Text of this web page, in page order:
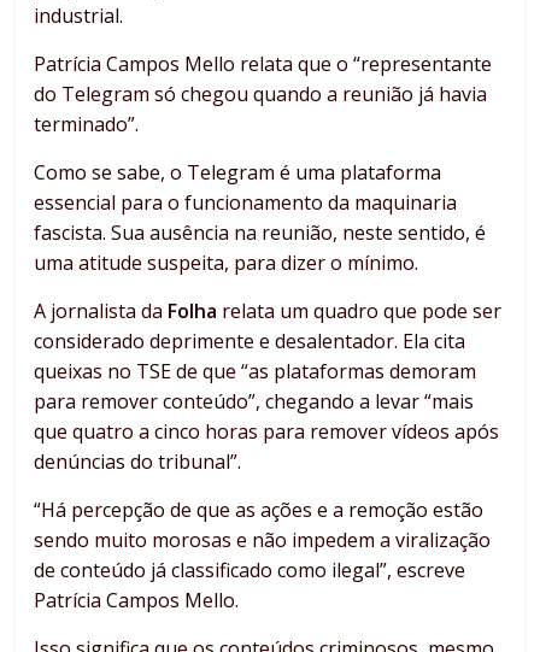
industrial.
Patrícia Campos Mello relata que o “representante
do Telegram só chegou quando a reunião já havia
terminado”.
Como se sabe, o Telegram é uma plataforma
essencial para o funcionamento da maquinaria
fascista. Sua ausência na reunião, neste sentido, é
uma atitude suspeita, para dizer o mínimo.
A jornalista da Folha relata um quadro que pode ser
considerado deprimente e desalentador. Ela cita
queixas no TSE de que “as plataformas demoram
para remover conteúdo”, chegando a levar “mais
que quatro a cinco horas para remover vídeos após
denúncias do tribunal”.
“Há percepção de que as ações e a remoção estão
sendo muito morosas e não impedem a viralização
de conteúdo já classificado como ilegal”, escreve
Patrícia Campos Mello.